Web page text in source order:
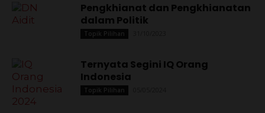
Pengkhianat dan Pengkhianatan
dalam Politik
Topik Pilihan
Ternyata Segini IQ Orang
Indonesia
Topik Pilihan